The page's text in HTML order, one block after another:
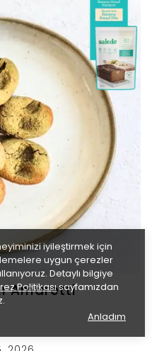
iyileştirmek için
uygun çerezler
Detaylı bilgiye
Politikasısayfamızdan
Anladım
göz atalım.
Amaretti